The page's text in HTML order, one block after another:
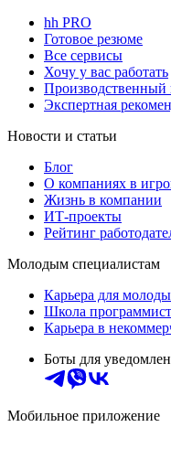
hh PRO
Готовое резюме
Все сервисы
Хочу у вас работать
Производственный
Экспертная
Новости и статьи
Блог
О компаниях в
Жизнь в компании
ИТ-проекты
Рейтинг
Молодым специалистам
Карьера для
Школа
Карьера в
Боты для
Мобильное приложение